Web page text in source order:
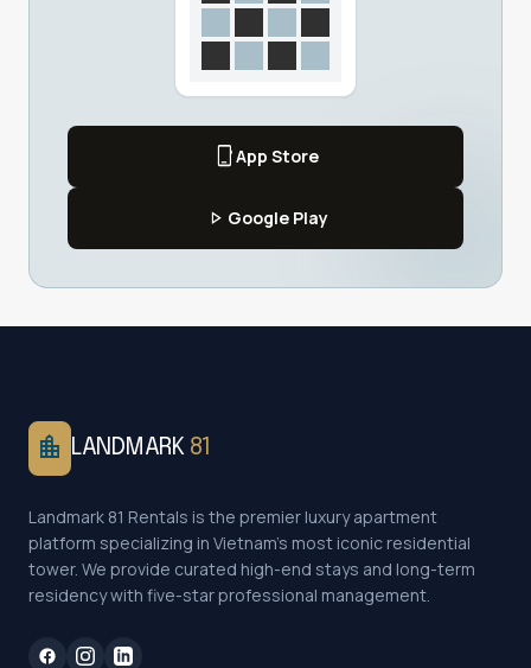
phone_iphoneApp Store
play_arrow Google Play
location_city LANDMARK 81
Landmark 81 Rentals is the premier luxury apartment
platform specializing in Vietnam's most iconic residential
tower. We provide curated high-end stays and long-term
residency with five-star professional management.